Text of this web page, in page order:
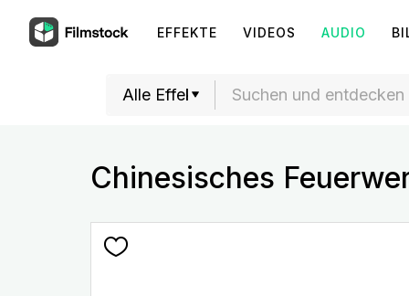
EFFEKTE VIDEOS AUDIO
Chinesisches